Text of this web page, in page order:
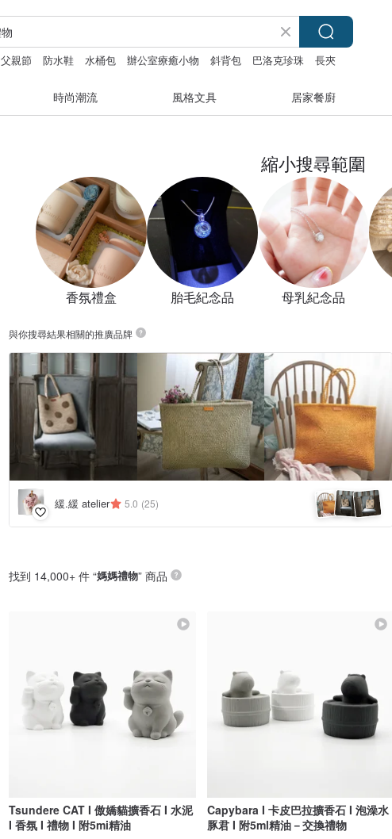
父親節 防水鞋 水桶包 辦公室療癒小物 斜背包 巴洛克珍珠 長夾
時尚潮流 風格文具 居家餐廚
縮小搜尋範圍
香氛禮盒 胎毛紀念品 母乳紀念品
與你搜尋結果相關的推廣品牌
緩.緩 atelier 5.0 (25)
找到 14,000+ 件 “媽媽禮物” 商品
Tsundere CAT I 傲嬌貓擴香石 I 水泥
I 香氛 I 禮物 I 附5mi精油
Capybara I 卡皮巴拉擴香石 I 泡澡水
豚君 I 附5ml精油－交換禮物